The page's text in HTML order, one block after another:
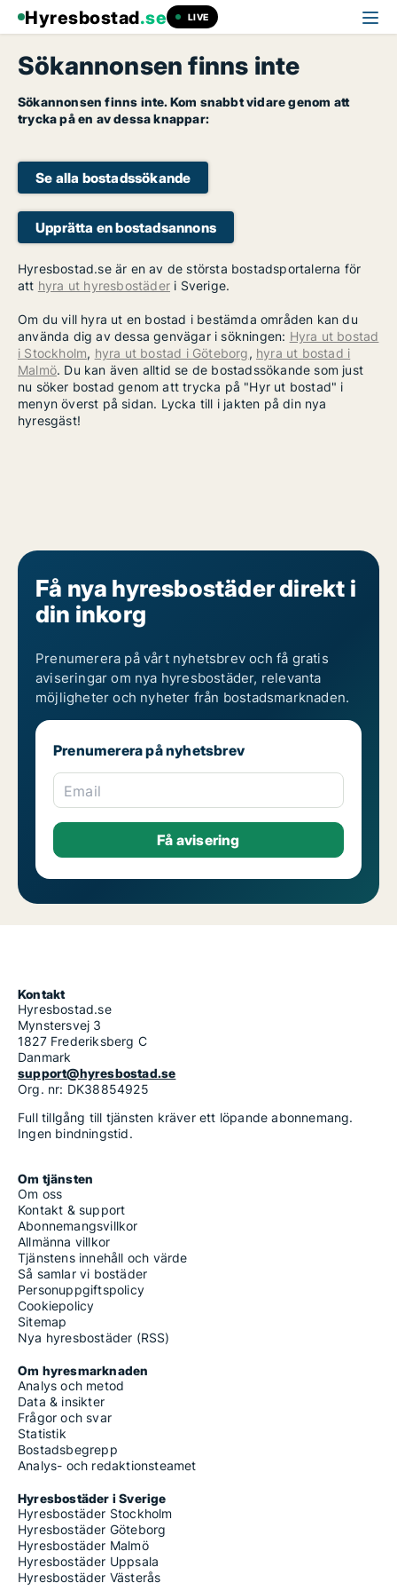
Hyresbostad.se LIVE
Sökannonsen finns inte
Sökannonsen finns inte. Kom snabbt vidare genom att
trycka på en av dessa knappar:
Se alla bostadssökande
Upprätta en bostadsannons
Hyresbostad.se är en av de största bostadsportalerna för
att hyra ut hyresbostäder i Sverige.
Om du vill hyra ut en bostad i bestämda områden kan du
använda dig av dessa genvägar i sökningen: Hyra ut bostad
i Stockholm, hyra ut bostad i Göteborg, hyra ut bostad i
Malmö. Du kan även alltid se de bostadssökande som just
nu söker bostad genom att trycka på "Hyr ut bostad" i
menyn överst på sidan. Lycka till i jakten på din nya
hyresgäst!
Få nya hyresbostäder direkt i
din inkorg
Prenumerera på vårt nyhetsbrev och få gratis
aviseringar om nya hyresbostäder, relevanta
möjligheter och nyheter från bostadsmarknaden.
Prenumerera på nyhetsbrev
Email
Kontakt
Hyresbostad.se
Mynstersvej 3
1827 Frederiksberg C
Danmark
support@hyresbostad.se
Org. nr: DK38854925
Full tillgång till tjänsten kräver ett löpande abonnemang.
Ingen bindningstid.
Om tjänsten
Om oss
Kontakt & support
Abonnemangsvillkor
Allmänna villkor
Tjänstens innehåll och värde
Så samlar vi bostäder
Personuppgiftspolicy
Cookiepolicy
Sitemap
Nya hyresbostäder (RSS)
Om hyresmarknaden
Analys och metod
Data & insikter
Frågor och svar
Statistik
Bostadsbegrepp
Analys- och redaktionsteamet
Hyresbostäder i Sverige
Hyresbostäder Stockholm
Hyresbostäder Göteborg
Hyresbostäder Malmö
Hyresbostäder Uppsala
Hyresbostäder Västerås